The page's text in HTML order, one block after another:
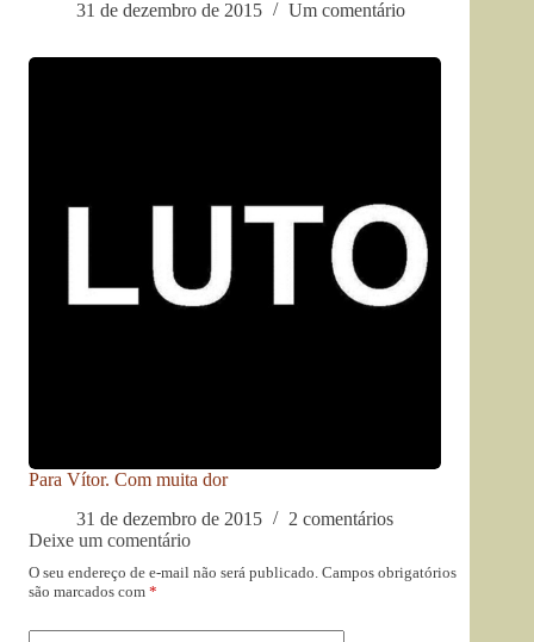
31 de dezembro de 2015
Um comentário
Para Vítor. Com muita dor
31 de dezembro de 2015
2 comentários
Deixe um comentário
O seu endereço de e-mail não será publicado. Campos obrigatórios
são marcados com *